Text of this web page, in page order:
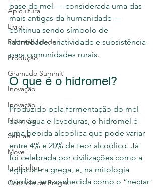
Apicultura
Livro
Rastreabilidade
Produção
Gramado Summit
Inovação
Inovação
Natureza
Sebrae
Move+
Fruticultura
Controle de Pragas
base de mel — considerada uma das
mais antigas da humanidade —
continua sendo símbolo de
identidade, criatividade e subsistência
para comunidades rurais.
O que é o hidromel?
Produzido pela fermentação do mel
com água e leveduras, o hidromel é
uma bebida alcoólica que pode variar
entre 4% e 20% de teor alcoólico. Já
foi celebrada por civilizações como a
egípcia e a grega, e, na mitologia
nórdica, era conhecida como o “néctar